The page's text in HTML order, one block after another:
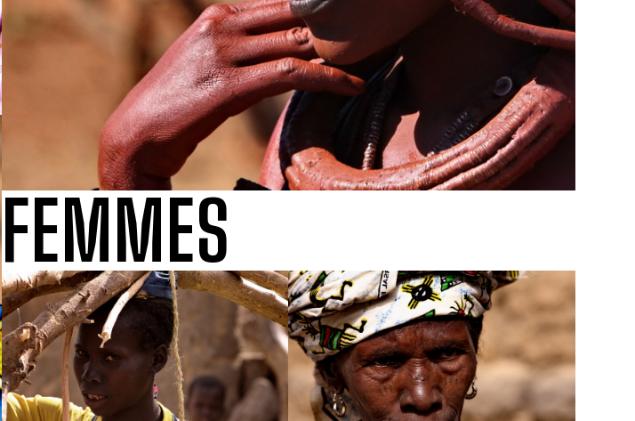
FEMMES